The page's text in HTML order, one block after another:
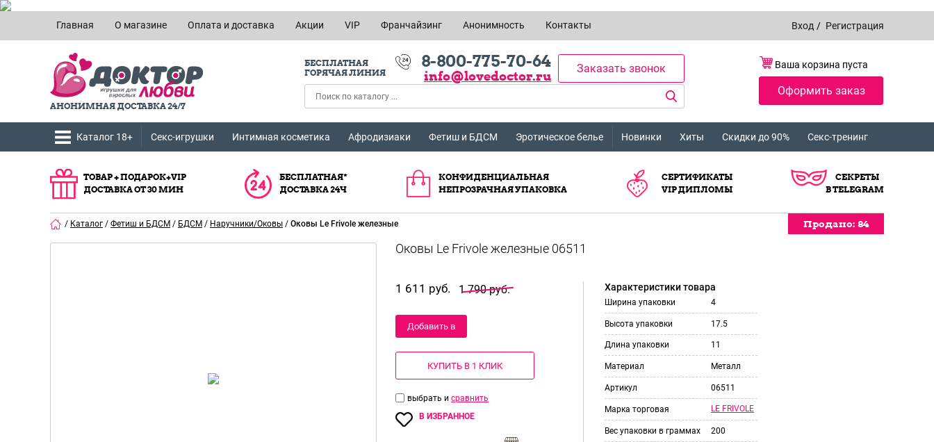
Главная О магазине Оплата и доставка Акции VIP Франчайзинг Анонимность Контакты Вход / Регистрация
АНОНИМНАЯ ДОСТАВКА 24/7
БЕСПЛАТНАЯ
ГОРЯЧАЯ ЛИНИЯ
8-800-775-70-64
info@lovedoctor.ru
Заказать звонок Ваша корзина пуста
Оформить заказ
Каталог 18+ Секс-игрушки Интимная косметика Афродизиаки Фетиш и БДСМ Эротическое белье Новинки Хиты Скидки до 90% Секс-тренинг
ТОВАР + ПОДАРОК+VIP
ДОСТАВКА ОТ 30 МИН
БЕСПЛАТНАЯ*
ДОСТАВКА 24Ч
КОНФИДЕНЦИАЛЬНАЯ
НЕПРОЗРАЧНАЯ УПАКОВКА
СЕРТИФИКАТЫ
VIP ДИПЛОМЫ
СЕКРЕТЫ
В TELEGRAM
/ Каталог / Фетиш и БДСМ / БДСМ / Наручники/Оковы / Оковы Le Frivole железные Продано: 84
Продано: 84
Продано: 84
1 611 руб. 1 790 руб.
Добавить в
корзину
КУПИТЬ В 1 КЛИК
выбрать и сравнить
В ИЗБРАННОЕ
Характеристики товара
Ширина упаковки 4
Высота упаковки 17.5
Длина упаковки 11
Материал Металл
Артикул 06511
Марка торговая LE FRIVOLE
Вес упаковки в граммах 200